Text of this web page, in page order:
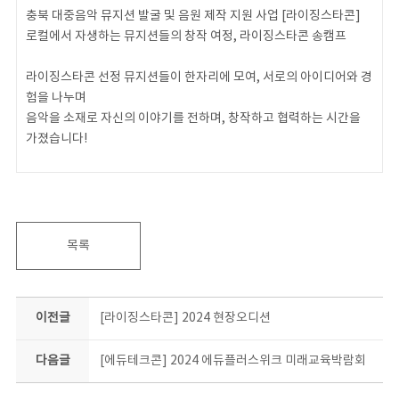
충북 대중음악 뮤지션 발굴 및 음원 제작 지원 사업 [라이징스타콘]
로컬에서 자생하는 뮤지션들의 창작 여정, 라이징스타콘 송캠프
라이징스타콘 선정 뮤지션들이 한자리에 모여, 서로의 아이디어와 경
험을 나누며
음악을 소재로 자신의 이야기를 전하며, 창작하고 협력하는 시간을
가졌습니다!
충북의 음악 씬을 이끌어갈 새로운 라이징스타들이 탄생하는 과정을
함께 지켜봐 주세요 ★
목록
이전글 [라이징스타콘] 2024 현장오디션
다음글 [에듀테크콘] 2024 에듀플러스위크 미래교육박람회